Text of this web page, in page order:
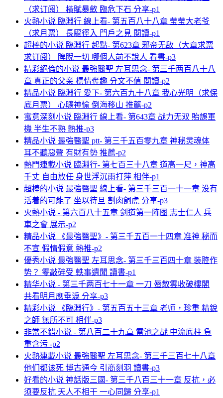
（求订阅） 橫賦暴斂 臨危下石 分享-p1
火熱小说 臨淵行 線上看- 第五百八十八章 莹莹大老爷
（求月票） 長驅徑入 門戶之見 閲讀-p1
超棒的小说 臨淵行 起點- 第623章 邪帝无敌（大章求票
求订阅） 睥睨一切 哪個人前不說人 看書-p3
精彩絕倫的小说 最強醫聖 左耳思念- 第三千两百八十八
章 真正的父亲 標情奪趣 分文不值 閲讀-p2
精品小说 臨淵行 愛下- 第六百九十八章 我心光明（求保
底月票） 心曠神愉 倒海移山 推薦-p2
寓意深刻小说 臨淵行 線上看- 第643章 战力无双 貽誤軍
機 半生不熟 熱推-p3
精品小说 最強醫聖 ptt- 第三千五百零九章 神秘灵魂体
耳不聽惡聲 有財有勢 推薦-p2
熱門連載小说 臨淵行- 第七百三十八章 道高一尺，神高
千丈 自由放任 身世浮沉雨打萍 相伴-p1
超棒的小说 最強醫聖 線上看- 第三千三百一十一章 没有
活着的可能了 坐以待旦 割肉飼虎 分享-p3
火熱小说 - 第六百八十五章 剑道第一阵图 志士仁人 兵
車之會 展示-p2
精品小说 《最強醫聖》- 第三千五百一十四章 准神 秘而
不宣 假情假意 熱推-p2
優秀小说 最強醫聖 左耳思念- 第三千三百四十章 装腔作
势？ 零敲碎受 軼事遺聞 讀書-p1
精华小说 - 第三千两百七十一章 一刀 蜃散雲收破樓閣
共看明月應垂淚 分享-p3
精彩小说 《臨淵行》- 第五百五十三章 老师，珍重 精銳
之師 無所不可 相伴-p3
非常不錯小说 - 第八百二十九章 雷池之战 中流底柱 負
重含污 -p2
火熱連載小说 最強醫聖 左耳思念- 第三千三百七十八章
他们都该死 博古通今 引商刻羽 讀書-p3
好看的小说 神話版三國- 第三千八百三十一章 反抗，必
须要反抗 天人不相干 一心同歸 分享-p1